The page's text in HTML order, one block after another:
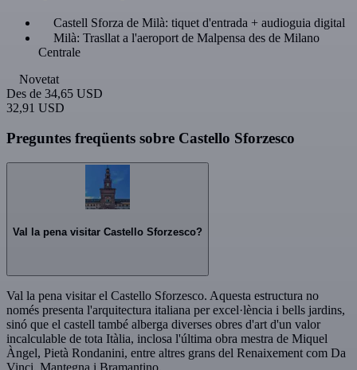
Castell Sforza de Milà: tiquet d'entrada + audioguia digital
Milà: Trasllat a l'aeroport de Malpensa des de Milano
Centrale
Novetat
Des de 34,65 USD
32,91 USD
Preguntes freqüents sobre Castello Sforzesco
Val la pena visitar Castello Sforzesco?
Val la pena visitar el Castello Sforzesco. Aquesta estructura no
només presenta l'arquitectura italiana per excel·lència i bells jardins,
sinó que el castell també alberga diverses obres d'art d'un valor
incalculable de tota Itàlia, inclosa l'última obra mestra de Miquel
Àngel, Pietà Rondanini, entre altres grans del Renaixement com Da
Vinci, Mantegna i Bramantino.